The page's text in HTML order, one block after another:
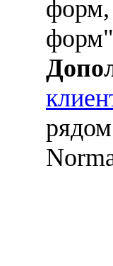
форм,
форм"